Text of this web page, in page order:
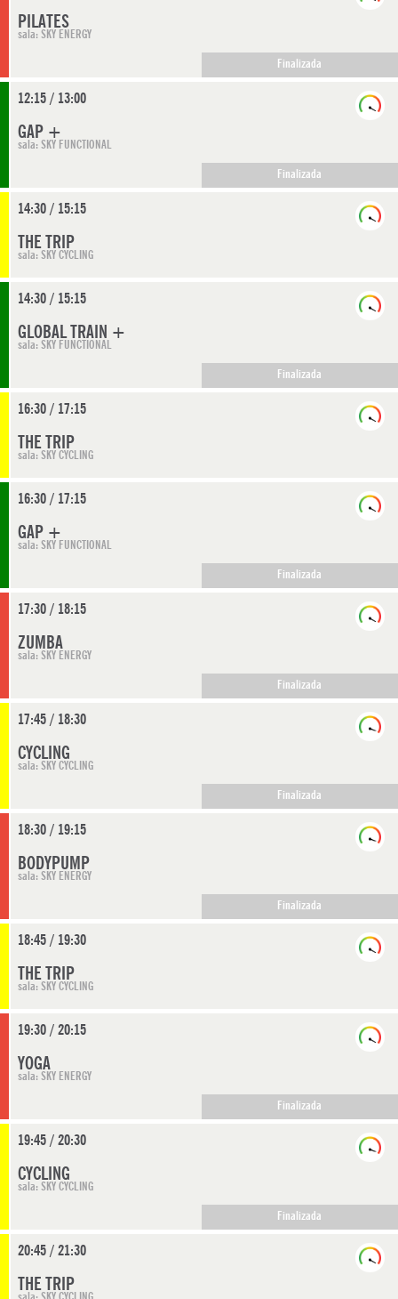
PILATES
sala: SKY ENERGY
Finalizada
12:15 / 13:00
GAP +
sala: SKY FUNCTIONAL
Finalizada
14:30 / 15:15
THE TRIP
sala: SKY CYCLING
14:30 / 15:15
GLOBAL TRAIN +
sala: SKY FUNCTIONAL
Finalizada
16:30 / 17:15
THE TRIP
sala: SKY CYCLING
16:30 / 17:15
GAP +
sala: SKY FUNCTIONAL
Finalizada
17:30 / 18:15
ZUMBA
sala: SKY ENERGY
Finalizada
17:45 / 18:30
CYCLING
sala: SKY CYCLING
Finalizada
18:30 / 19:15
BODYPUMP
sala: SKY ENERGY
Finalizada
18:45 / 19:30
THE TRIP
sala: SKY CYCLING
19:30 / 20:15
YOGA
sala: SKY ENERGY
Finalizada
19:45 / 20:30
CYCLING
sala: SKY CYCLING
Finalizada
20:45 / 21:30
THE TRIP